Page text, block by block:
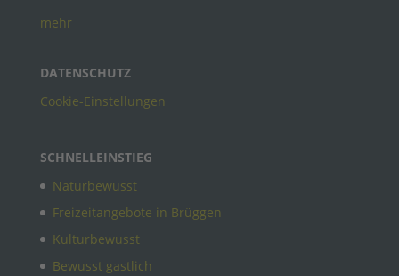
mehr
DATENSCHUTZ
Cookie-Einstellungen
SCHNELLEINSTIEG
Naturbewusst
Freizeitangebote in Brüggen
Kulturbewusst
Bewusst gastlich